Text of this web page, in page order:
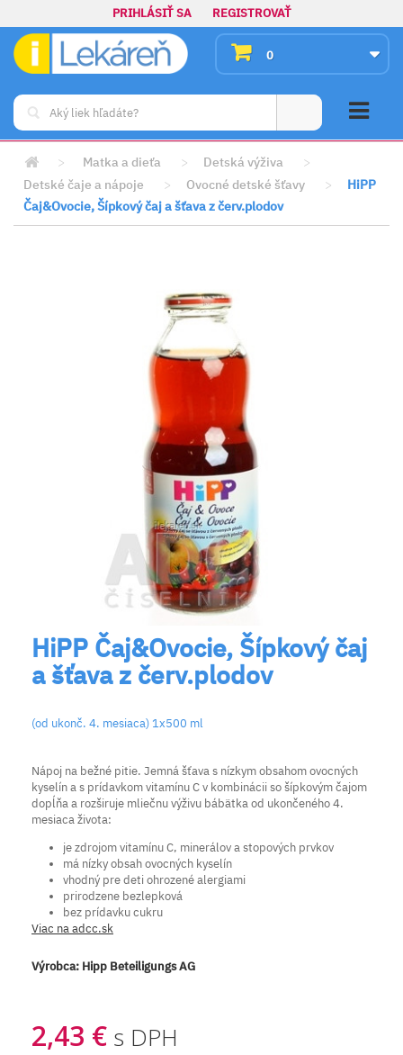
PRIHLÁSIŤ SA REGISTROVAŤ
0
> Matka a dieťa > Detská výživa
>
Detské čaje a nápoje
> Ovocné detské šťavy >
HiPP
Čaj&Ovocie, Šípkový čaj a šťava z červ.plodov
HiPP Čaj&Ovocie, Šípkový čaj
a šťava z červ.plodov
(od ukonč. 4. mesiaca) 1x500 ml
Nápoj na bežné pitie. Jemná šťava s nízkym obsahom ovocných
kyselín a s prídavkom vitamínu C v kombinácii so šípkovým čajom
dopĺňa a rozširuje mliečnu výživu bábätka od ukončeného 4.
mesiaca života:
je zdrojom vitamínu C, minerálov a stopových prvkov
má nízky obsah ovocných kyselín
vhodný pre deti ohrozené alergiami
prirodzene bezlepková
bez prídavku cukru
Viac na adcc.sk
Výrobca: Hipp Beteiligungs AG
2,43 € s DPH